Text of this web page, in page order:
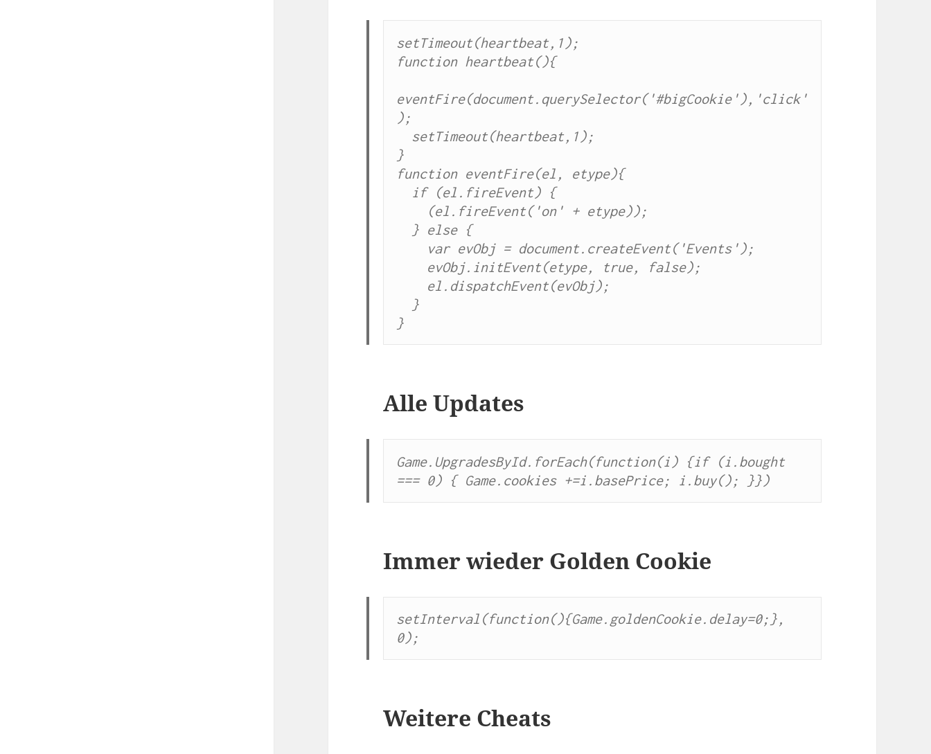
setTimeout(heartbeat,1);
function heartbeat(){
eventFire(document.querySelector('#bigCookie'),'click'
);
}
function eventFire(el, etype){
}
Alle Updates
Game.UpgradesById.forEach(function(i) {if (i.bought
=== 0) { Game.cookies +=i.basePrice; i.buy(); }})
Immer wieder Golden Cookie
setInterval(function(){Game.goldenCookie.delay=0;},
0);
Weitere Cheats